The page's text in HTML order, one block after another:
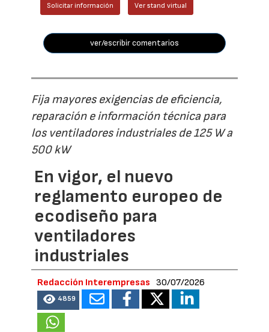
Solicitar información Ver stand virtual
ver/escribir comentarios
Fija mayores exigencias de eficiencia,
reparación e información técnica para
los ventiladores industriales de 125 W a
500 kW
En vigor, el nuevo
reglamento europeo de
ecodiseño para
ventiladores
industriales
Redacción Interempresas 30/07/2026
4859